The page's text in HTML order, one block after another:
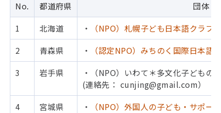
No. 都道府県
団体（
1
北海道 ・
（NPO）札幌子ども日本語クラブ
2
青森県 ・
（認定NPO）みちのく国際日本語
3
岩手県
・（NPO）いわて＊多文化子どもの
(連絡先： cunjing@gmail.com）
4
宮城県 ・
（NPO）外国人の子ども・サポー